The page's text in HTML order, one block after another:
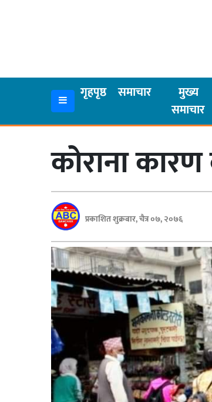
गृहपृष्ठ समाचार
मुख्य
समाचार
समाचार
पत्रपत्रिका
कोराना
प्रकाशित शुक्रबार, चैत्र ०७, २०७६